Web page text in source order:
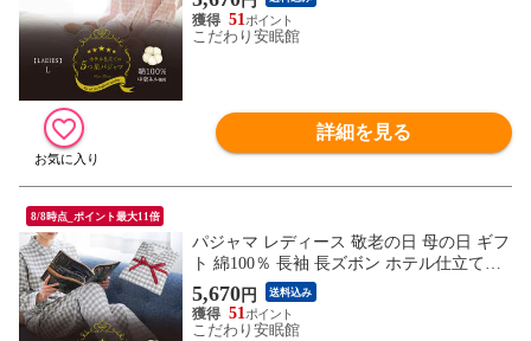
（ピンク Lサイズ）【A-3036B0VPI-L】
51
こだわり安眠館
詳細を見る
8/8時点_ポイント最大11倍
パジャマ レディース 敬老の日 母の日 ギフ
ト 綿100％ 長袖 長ズボン ホテル仕立ての5
つ星パジャマ 衿付き 前ボタン全開 婦人
（グレー Mサイズ）【A-3036B0VGY-M】
5,670円 送料込み
51
こだわり安眠館